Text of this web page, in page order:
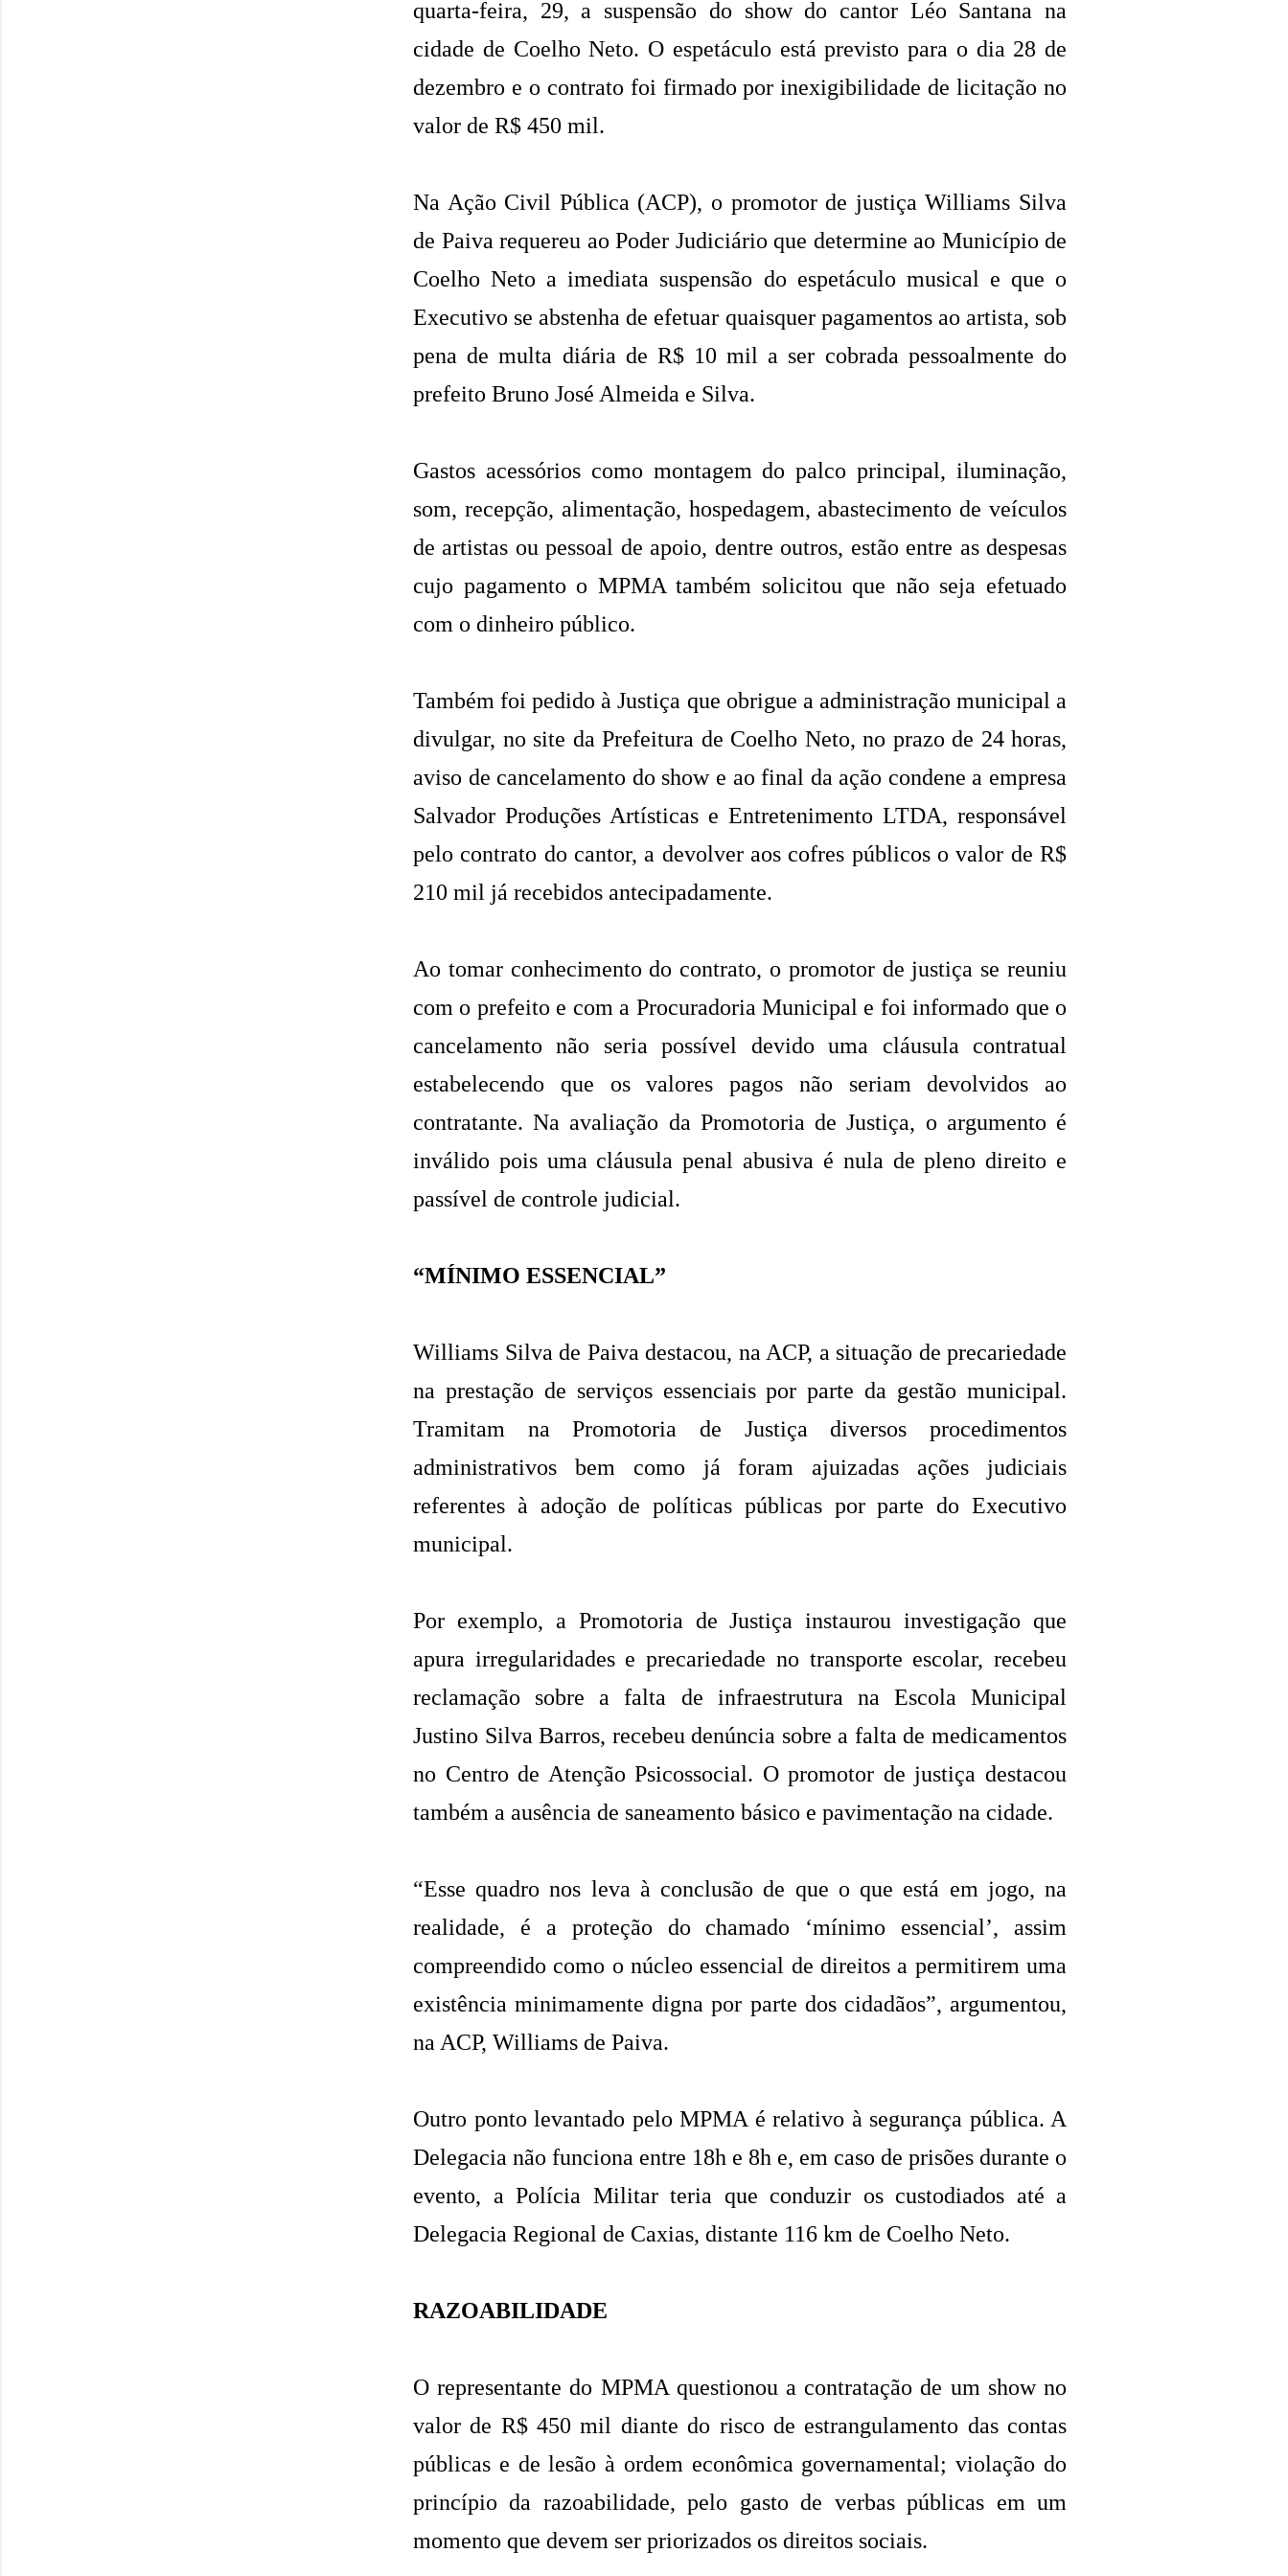
quarta-feira, 29, a suspensão do show do cantor Léo Santana na
cidade de Coelho Neto. O espetáculo está previsto para o dia 28 de
dezembro e o contrato foi firmado por inexigibilidade de licitação no
valor de R$ 450 mil.
Na Ação Civil Pública (ACP), o promotor de justiça Williams Silva
de Paiva requereu ao Poder Judiciário que determine ao Município de
Coelho Neto a imediata suspensão do espetáculo musical e que o
Executivo se abstenha de efetuar quaisquer pagamentos ao artista, sob
pena de multa diária de R$ 10 mil a ser cobrada pessoalmente do
prefeito Bruno José Almeida e Silva.
Gastos acessórios como montagem do palco principal, iluminação,
som, recepção, alimentação, hospedagem, abastecimento de veículos
de artistas ou pessoal de apoio, dentre outros, estão entre as despesas
cujo pagamento o MPMA também solicitou que não seja efetuado
com o dinheiro público.
Também foi pedido à Justiça que obrigue a administração municipal a
divulgar, no site da Prefeitura de Coelho Neto, no prazo de 24 horas,
aviso de cancelamento do show e ao final da ação condene a empresa
Salvador Produções Artísticas e Entretenimento LTDA, responsável
pelo contrato do cantor, a devolver aos cofres públicos o valor de R$
210 mil já recebidos antecipadamente.
Ao tomar conhecimento do contrato, o promotor de justiça se reuniu
com o prefeito e com a Procuradoria Municipal e foi informado que o
cancelamento não seria possível devido uma cláusula contratual
estabelecendo que os valores pagos não seriam devolvidos ao
contratante. Na avaliação da Promotoria de Justiça, o argumento é
inválido pois uma cláusula penal abusiva é nula de pleno direito e
passível de controle judicial.
“MÍNIMO ESSENCIAL”
Williams Silva de Paiva destacou, na ACP, a situação de precariedade
na prestação de serviços essenciais por parte da gestão municipal.
Tramitam na Promotoria de Justiça diversos procedimentos
administrativos bem como já foram ajuizadas ações judiciais
referentes à adoção de políticas públicas por parte do Executivo
municipal.
Por exemplo, a Promotoria de Justiça instaurou investigação que
apura irregularidades e precariedade no transporte escolar, recebeu
reclamação sobre a falta de infraestrutura na Escola Municipal
Justino Silva Barros, recebeu denúncia sobre a falta de medicamentos
no Centro de Atenção Psicossocial. O promotor de justiça destacou
também a ausência de saneamento básico e pavimentação na cidade.
“Esse quadro nos leva à conclusão de que o que está em jogo, na
realidade, é a proteção do chamado ‘mínimo essencial’, assim
compreendido como o núcleo essencial de direitos a permitirem uma
existência minimamente digna por parte dos cidadãos”, argumentou,
na ACP, Williams de Paiva.
Outro ponto levantado pelo MPMA é relativo à segurança pública. A
Delegacia não funciona entre 18h e 8h e, em caso de prisões durante o
evento, a Polícia Militar teria que conduzir os custodiados até a
Delegacia Regional de Caxias, distante 116 km de Coelho Neto.
RAZOABILIDADE
O representante do MPMA questionou a contratação de um show no
valor de R$ 450 mil diante do risco de estrangulamento das contas
públicas e de lesão à ordem econômica governamental; violação do
princípio da razoabilidade, pelo gasto de verbas públicas em um
momento que devem ser priorizados os direitos sociais.